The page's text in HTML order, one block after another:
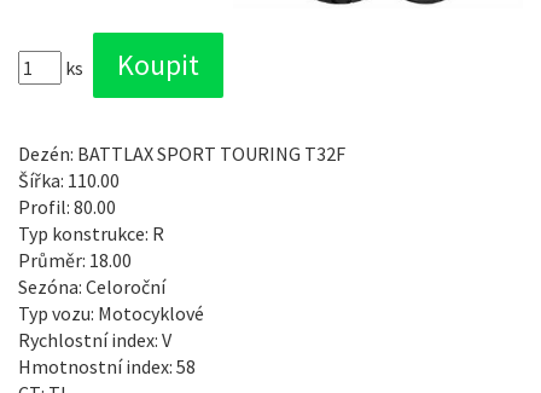
ks
Dezén: BATTLAX SPORT TOURING T32F
Šířka: 110.00
Profil: 80.00
Typ konstrukce: R
Průměr: 18.00
Sezóna: Celoroční
Typ vozu: Motocyklové
Rychlostní index: V
Hmotnostní index: 58